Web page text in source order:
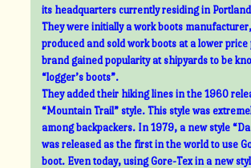
its headquarters currently residing in
They were initially a work boots
produced and sold work boots at a lower
brand gained popularity at shipyards to be
“logger’s boots”.
They added their hiking lines in the 1960
“Mountain Trail” style. This style was
among backpackers. In 1979, a new style
was released as the first in the world to use
boot. Even today, using Gore-Tex in a new